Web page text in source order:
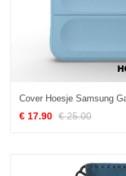
Cover Hoesje Samsung
€ 17.90 € 25.00